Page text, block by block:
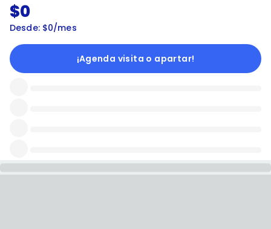
$0
Desde: $0/mes
¡Agenda visita o apartar!